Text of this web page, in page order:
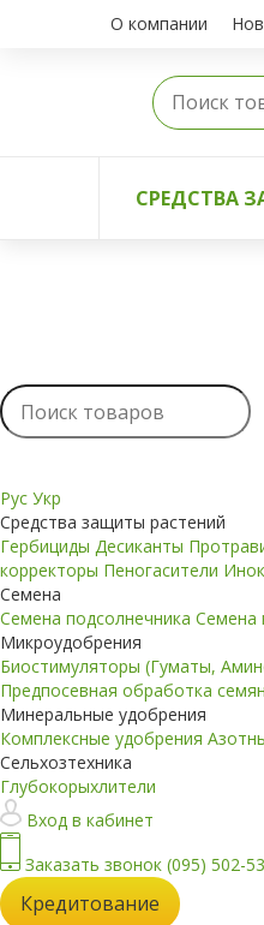
О компании
СРЕДСТВА
Рус Укр
Средства защиты растений
Гербициды Десиканты
корректоры Пеногасители
Семена
Семена подсолнечника Семена
Микроудобрения
Биостимуляторы (Гуматы,
Предпосевная обработка семян
Минеральные удобрения
Комплексные удобрения
Сельхозтехника
Глубокорыхлители
Вход в кабинет
Заказать звонок (095) 502-
Кредитование